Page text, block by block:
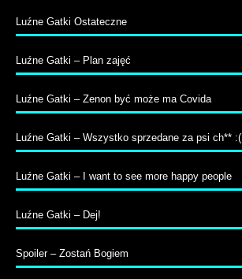
Luźne Gatki Ostateczne
Luźne Gatki – Plan zajęć
Luźne Gatki – Zenon być może ma Covida
Luźne Gatki – Wszystko sprzedane za psi ch** :(
Luźne Gatki – I want to see more happy people
Luźne Gatki – Dej!
Spoiler – Zostań Bogiem